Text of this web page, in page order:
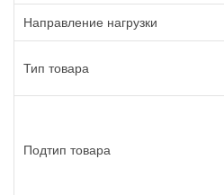
Направление нагрузки
Тип товара
Подтип товара